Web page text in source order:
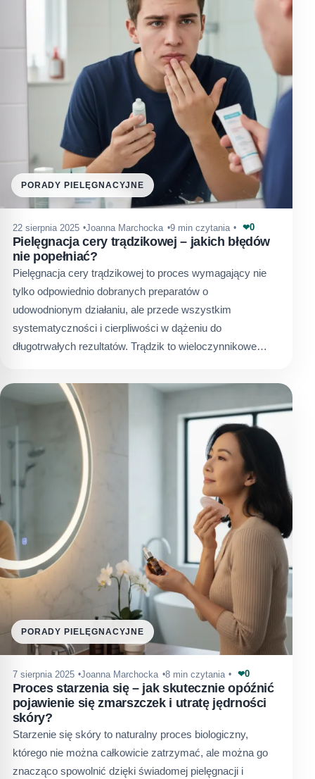
PORADY PIELĘGNACYJNE
22 sierpnia 2025 Joanna Marchocka 9 min czytania ❤0
Pielęgnacja cery trądzikowej – jakich błędów
nie popełniać?
Pielęgnacja cery trądzikowej to proces wymagający nie
tylko odpowiednio dobranych preparatów o
udowodnionym działaniu, ale przede wszystkim
systematyczności i cierpliwości w dążeniu do
długotrwałych rezultatów. Trądzik to wieloczynnikowe…
PORADY PIELĘGNACYJNE
7 sierpnia 2025 Joanna Marchocka 8 min czytania ❤0
Proces starzenia się – jak skutecznie opóźnić
pojawienie się zmarszczek i utratę jędrności
skóry?
Starzenie się skóry to naturalny proces biologiczny,
którego nie można całkowicie zatrzymać, ale można go
znacząco spowolnić dzięki świadomej pielęgnacji i